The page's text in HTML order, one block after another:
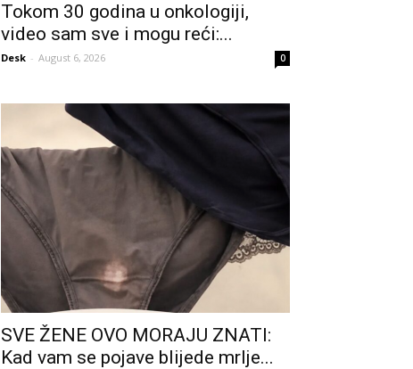
Tokom 30 godina u onkologiji,
video sam sve i mogu reći:...
Desk - August 6, 2026 0
SVE ŽENE OVO MORAJU ZNATI:
Kad vam se pojave blijede mrlje...